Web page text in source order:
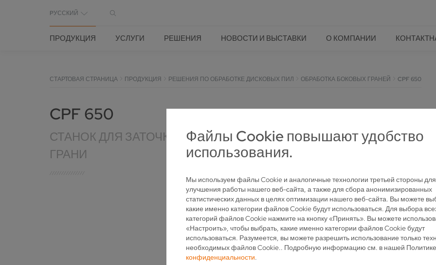
Файлы Cookie повышают удобство
использования.
Мы используем файлы Cookie и аналогичные технологии третьей стороны для
улучшения работы нашего веб-сайта, а также для сбора анонимизированных
статистических данных в целях оптимизации нашего веб-сайта. Вы можете
какие именно категории файлов Cookie будут использоваться. Для выбора
категорий файлов Cookie нажмите на кнопку «Принять». Вы можете
«Настроить», чтобы выбрать, какие именно категории файлов Cookie будут
использоваться. Разумеется, вы можете разрешить использование только
необходимых файлов Cookie.. Подробную информацию см. в нашей Политике
конфиденциальности.
PУССКИЙ
ПРОДУКЦИЯ УСЛУГИ РЕШЕНИЯ НОВОСТИ И ВЫСТАВКИ О КОМПАНИИ
СТАРТОВАЯ СТРАНИЦА ПРОДУКЦИЯ РЕШЕНИЯ ПО ОБРАБОТКЕ ДИСКОВЫХ ПИЛ ОБРАБОТКА БОКОВЫХ ГРАНЕЙ CPF 650
CPF 650
СТАНОК ДЛЯ ЗАТОЧКИ ДИСКОВЫХ ПИЛ С ТВЕРДОСПЛАВНЫМИ
ГРАНИ